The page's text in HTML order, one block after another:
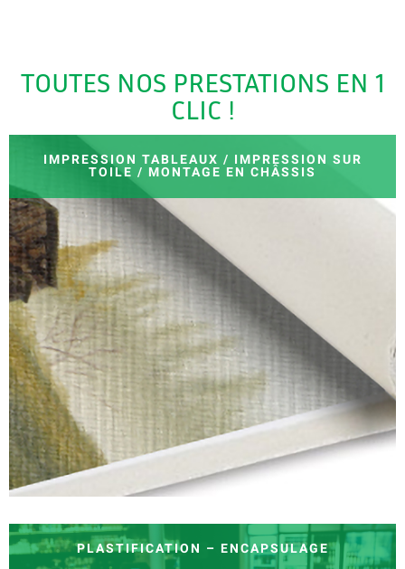
TOUTES NOS PRESTATIONS EN 1
CLIC !
IMPRESSION TABLEAUX / IMPRESSION SUR
TOILE / MONTAGE EN CHÂSSIS
PLASTIFICATION – ENCAPSULAGE